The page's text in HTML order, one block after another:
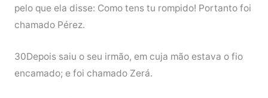
pelo que ela disse: Como tens tu rompido! Portanto foi
chamado Pérez.
30Depois saiu o seu irmão, em cuja mão estava o fio
encamado; e foi chamado Zerá.